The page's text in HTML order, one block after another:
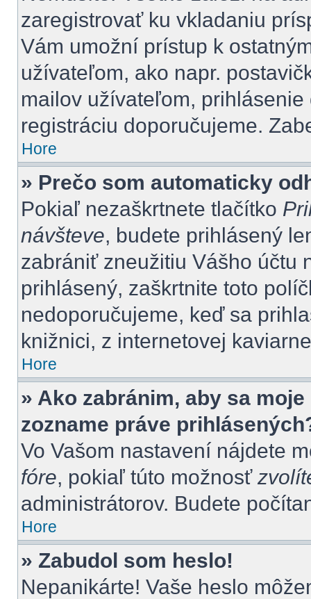
zaregistrovať ku vkladaniu
Vám umožní prístup k
užívateľom, ako napr.
mailov užívateľom,
registráciu doporučujeme.
Hore
» Prečo som automaticky
Pokiaľ nezaškrtnete tlačítko
návšteve, budete prihlásený
zabrániť zneužitiu Vášho účtu
prihlásený, zaškrtnite toto
nedoporučujeme, keď sa
knižnici, z internetovej
Hore
» Ako zabránim, aby sa
zozname práve
Vo Vašom nastavení nájdete
fóre, pokiaľ túto možnosť
administrátorov. Budete
Hore
» Zabudol som heslo!
Nepanikárte! Vaše heslo